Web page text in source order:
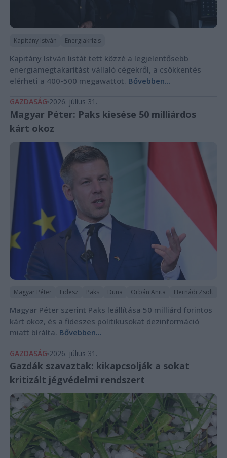
Kapitány István Energiakrízis
Kapitány István listát tett közzé a legjelentősebb
energiamegtakarítást vállaló cégekről, a csökkentés
elérheti a 400-500 megawattot. Bővebben...
GAZDASÁG 2026. július 31.
Magyar Péter: Paks kiesése 50 milliárdos
kárt okoz
Magyar Péter Fidesz Paks Duna Orbán Anita Hernádi Zsolt
Magyar Péter szerint Paks leállítása 50 milliárd forintos
kárt okoz, és a fideszes politikusokat dezinformáció
miatt bírálta. Bővebben...
GAZDASÁG 2026. július 31.
Gazdák szavaztak: kikapcsolják a sokat
kritizált jégvédelmi rendszert